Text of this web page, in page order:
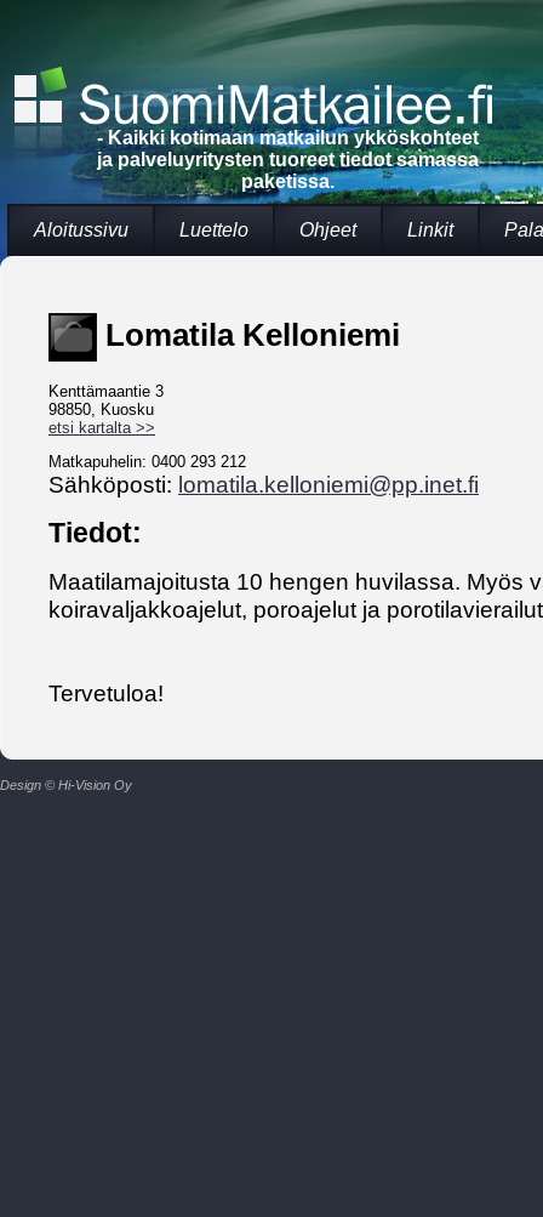
- Kaikki kotimaan matkailun ykköskohteet
ja palveluyritysten tuoreet tiedot samassa
paketissa.
Aloitussivu Luettelo Ohjeet Linkit
Lomatila Kelloniemi
Kenttämaantie 3
98850, Kuosku
etsi kartalta >>
Matkapuhelin: 0400 293 212
Sähköposti: lomatila.kelloniemi@pp.inet.fi
Tiedot:
Maatilamajoitusta 10 hengen huvilassa. Myös
koiravaljakkoajelut, poroajelut ja
Tervetuloa!
Design © Hi-Vision Oy